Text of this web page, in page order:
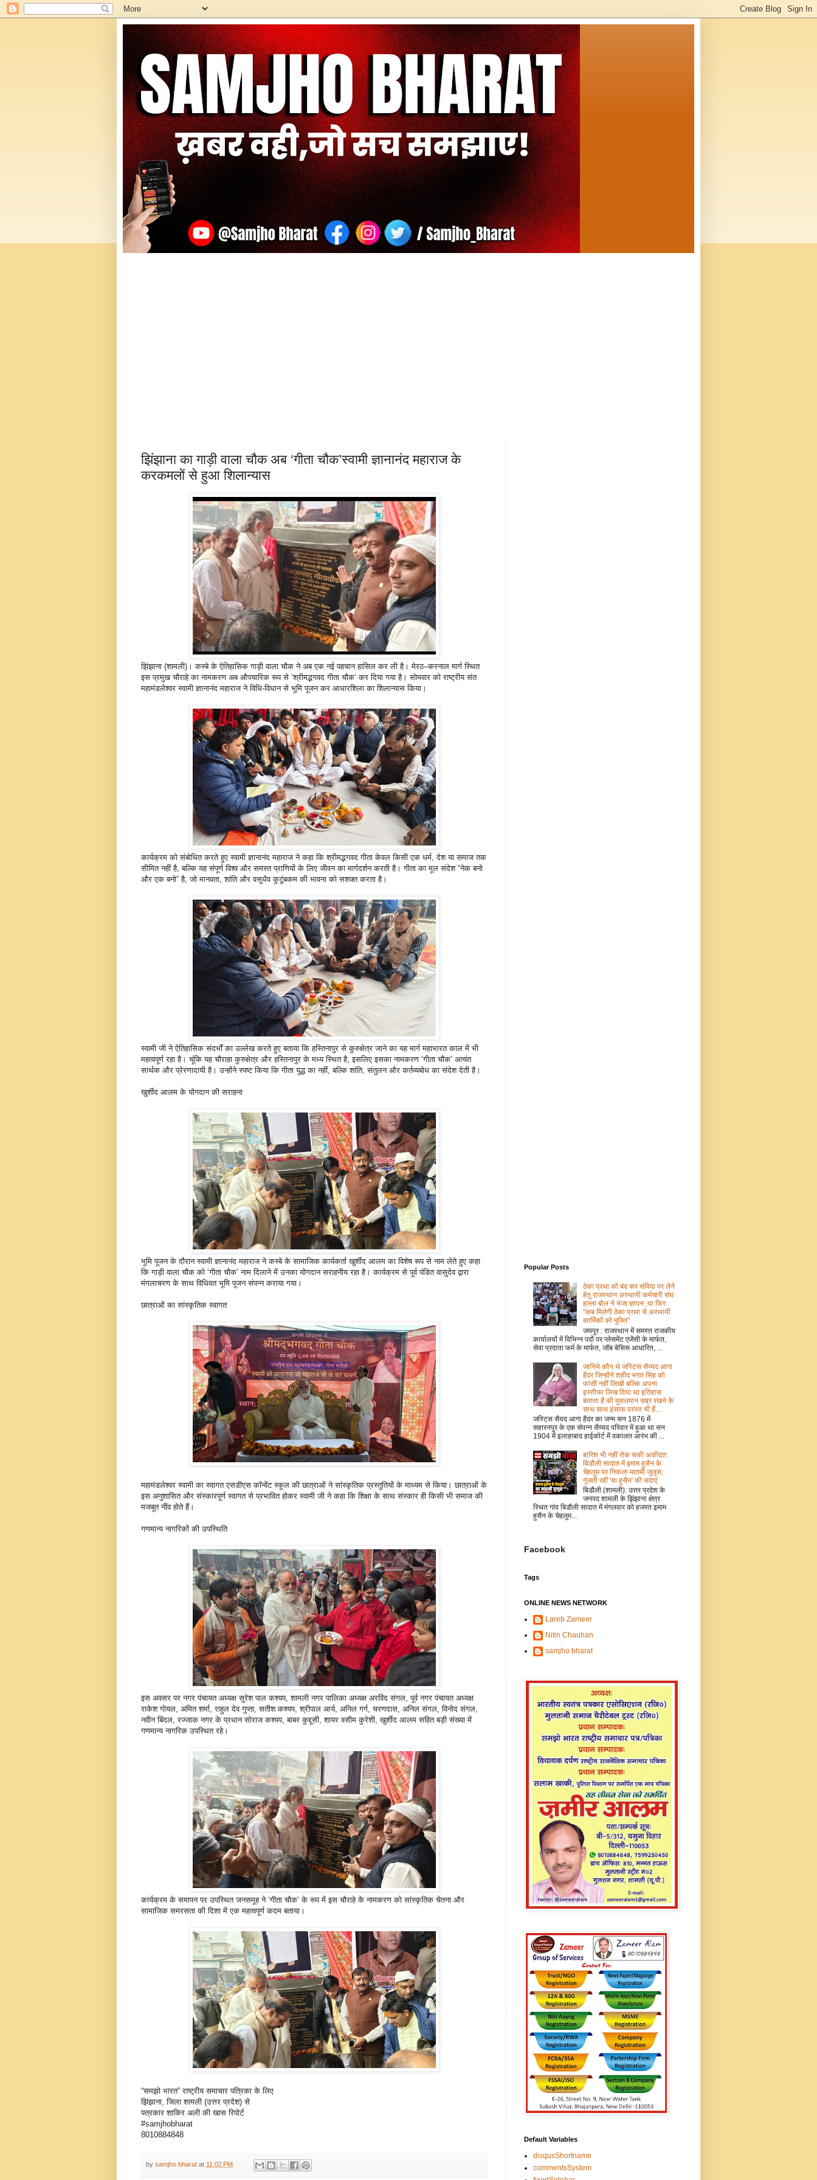
झिंझाना का गाड़ी वाला चौक अब ‘गीता चौक’स्वामी ज्ञानानंद महाराज के
करकमलों से हुआ शिलान्यास
झिंझाना (शामली)। कस्बे के ऐतिहासिक गाड़ी वाला चौक ने अब एक नई पहचान हासिल कर ली है। मेरठ–करनाल मार्ग स्थित
इस प्रमुख चौराहे का नामकरण अब औपचारिक रूप से ‘श्रीमद्भगवद गीता चौक’ कर दिया गया है। सोमवार को राष्ट्रीय संत
महामंडलेश्वर स्वामी ज्ञानानंद महाराज ने विधि-विधान से भूमि पूजन कर आधारशिला का शिलान्यास किया।
कार्यक्रम को संबोधित करते हुए स्वामी ज्ञानानंद महाराज ने कहा कि श्रीमद्भगवद गीता केवल किसी एक धर्म, देश या समाज तक
सीमित नहीं है, बल्कि यह संपूर्ण विश्व और समस्त प्राणियों के लिए जीवन का मार्गदर्शन करती है। गीता का मूल संदेश “नेक बनो
और एक बनो” है, जो मानवता, शांति और वसुधैव कुटुंबकम की भावना को सशक्त करता है।
स्वामी जी ने ऐतिहासिक संदर्भों का उल्लेख करते हुए बताया कि हस्तिनापुर से कुरुक्षेत्र जाने का यह मार्ग महाभारत काल में भी
महत्वपूर्ण रहा है। चूंकि यह चौराहा कुरुक्षेत्र और हस्तिनापुर के मध्य स्थित है, इसलिए इसका नामकरण ‘गीता चौक’ अत्यंत
सार्थक और प्रेरणादायी है। उन्होंने स्पष्ट किया कि गीता युद्ध का नहीं, बल्कि शांति, संतुलन और कर्तव्यबोध का संदेश देती है।
खुर्शीद आलम के योगदान की सराहना
भूमि पूजन के दौरान स्वामी ज्ञानानंद महाराज ने कस्बे के सामाजिक कार्यकर्ता खुर्शीद आलम का विशेष रूप से नाम लेते हुए कहा
कि गाड़ी वाला चौक को ‘गीता चौक’ नाम दिलाने में उनका योगदान सराहनीय रहा है। कार्यक्रम से पूर्व पंडित वासुदेव द्वारा
मंगलाचरण के साथ विधिवत भूमि पूजन संपन्न कराया गया।
छात्राओं का सांस्कृतिक स्वागत
महामंडलेश्वर स्वामी का स्वागत एसडीएस कॉन्वेंट स्कूल की छात्राओं ने सांस्कृतिक प्रस्तुतियों के माध्यम से किया। छात्राओं के
इस अनुशासित और संस्कारपूर्ण स्वागत से प्रभावित होकर स्वामी जी ने कहा कि शिक्षा के साथ संस्कार ही किसी भी समाज की
मजबूत नींव होते हैं।
गणमान्य नागरिकों की उपस्थिति
इस अवसर पर नगर पंचायत अध्यक्ष सुरेश पाल कश्यप, शामली नगर पालिका अध्यक्ष अरविंद संगल, पूर्व नगर पंचायत अध्यक्ष
राकेश गोयल, अमित शर्मा, राहुल देव गुप्ता, सतीश कश्यप, श्रीपाल आर्य, अनिल गर्ग, चरणदास, अनिल संगल, विनोद संगल,
नवीन बिंदल, रज्जाक नगर के प्रधान सोराज कश्यप, बाबर कुद्दूसी, शायर वसीम कुरेशी, खुर्शीद आलम सहित बड़ी संख्या में
गणमान्य नागरिक उपस्थित रहे।
कार्यक्रम के समापन पर उपस्थित जनसमूह ने ‘गीता चौक’ के रूप में इस चौराहे के नामकरण को सांस्कृतिक चेतना और
सामाजिक समरसता की दिशा में एक महत्वपूर्ण कदम बताया।
“समझो भारत” राष्ट्रीय समाचार पत्रिका के लिए
झिंझाना, जिला शामली (उत्तर प्रदेश) से
पत्रकार शाकिर अली की खास रिपोर्ट
#samjhobharat
8010884848
by samjho bharat at 11:02 PM
Popular Posts
ठेका प्रथा को बंद कर संविदा पर लेने
हेतु राजस्थान अस्थायी कर्मचारी संघ
हल्ला बोल ने भेजा ज्ञापन ,या फिर
"कब मिलेगी ठेका प्रथा से अस्थायी
कार्मिकों को मुक्ति"
जयपुर : राजस्थान में समस्त राजकीय
कार्यालयों में विभिन्न पदों पर प्लेसमेंट एजेंसी के मार्फत,
सेवा प्रदाता फर्म के मार्फत, जॉब बेसिस आधारित, ...
जानिये कौन थे जस्टिस सैय्यद आगा
हैदर जिन्होंने शहीद भगत सिंह को
फांसी नहीं लिखी बल्कि अपना
इस्तीफा लिख दिया था इतिहास
बताता हैं की मुसलमान सब्र रखने के
साथ साथ इंसाफ परस्त भी हैं...
जस्टिस सैयद आगा हैदर का जन्म सन 1876 में
सहारनपुर के एक संपन्न सैय्यद परिवार में हुआ था सन
1904 में इलाहाबाद हाईकोर्ट में वकालत आरंभ की ...
बारिश भी नहीं रोक सकी अकीदत:
बिडौली सादात में इमाम हुसैन के
चेहलुम पर निकला मातमी जुलूस,
गूंजती रहीं 'या हुसैन' की सदाएं
बिडौली (शामली): उत्तर प्रदेश के
जनपद शामली के झिंझाना क्षेत्र
स्थित गांव बिडौली सादात में मंगलवार को हजरत इमाम
हुसैन के चेहलुम...
Facebook
Tags
ONLINE NEWS NETWORK
Lareb Zameer
Nitin Chauhan
samjho bharat
Default Variables
disqusShortname
commentsSystem